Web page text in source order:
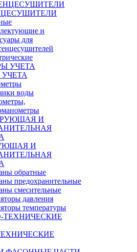
и
для
воды
И
обратные
предохранительные
смесительные
давления
температуры